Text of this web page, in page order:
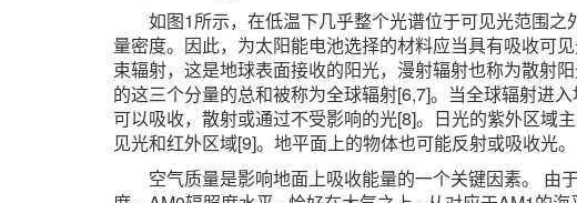
如图1所示，在低温下几乎整个光谱位于可见光范围
量密度。因此，为太阳能电池选择的材料应当具有吸收可
束辐射，这是地球表面接收的阳光，漫射辐射也称为散射
的这三个分量的总和被称为全球辐射[6,7]。当全球辐射进
可以吸收，散射或通过不受影响的光[8]。日光的紫外区域
见光和红外区域[9]。地平面上的物体也可能反射或吸收光。
空气质量是影响地面上吸收能量的一个关键因素。 由